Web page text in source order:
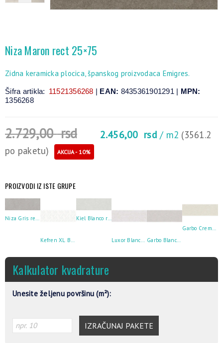
Niza Maron rect 25×75
Zidna keramicka plocica, španskog proizvodaca Emigres.
Šifra artikla: 11521356268 | EAN: 8435361901291 | MPN:
1356268
2.729,00rsd 2.456,00 rsd / m2 (3561.2
po paketu)
AKCIJA - 10%
PROIZVODI IZ ISTE GRUPE
Kefren XL Blanco 25×75
Kiel Blanco rect 25×75
Luxor Blanco 25×75 Garbo Blanco rect 25×75
Garbo Crema rect 25×75
Kalkulator kvadrature
Unesite željenu površinu (m²):
IZRAČUNAJ PAKETE